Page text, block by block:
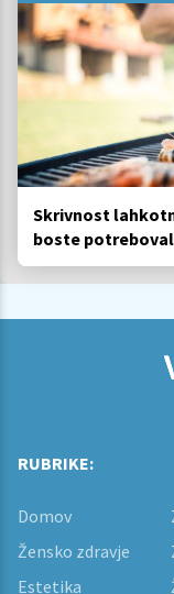
Skrivnost
boste
RUBRIKE:
Domov
Žensko zdravje
Estetika